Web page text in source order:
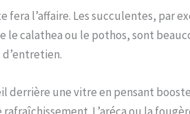
l’affaire. Les succulentes, par
le calathea ou le pothos, sont
derrière une vitre en pensant